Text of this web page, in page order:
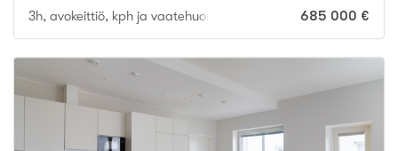
3h, avokeittiö, kph ja vaatehuone 685 000 €